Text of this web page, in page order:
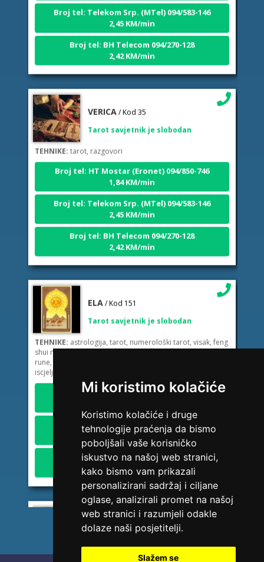
Mi koristimo kolačiće
Koristimo kolačiće i druge
tehnologije praćenja da bismo
poboljšali vaše korisničko
iskustvo na našoj web stranici,
kako bismo vam prikazali
personalizirani sadržaj i ciljane
oglase, analizirali promet na našoj
web stranici i razumjeli odakle
dolaze naši posjetitelji.
Slažem se
2,45 KM/min
Broj tel: BH Telecom 094/270-128
2,42 KM/min
TEHNIKE:tarot, razgovori
Broj tel: HT Mostar (Eronet) 094/850-746
1,84 KM/min
Broj tel: Telekom Srp. (MTel) 094/583-146
2,45 KM/min
Broj tel: BH Telecom 094/270-128
2,42 KM/min
TEHNIKE:astrologija, tarot, numerološki tarot, visak, feng
shui numerologija, anđeoski brojevi, tumačenje snova,
rune, kristali, reiki, terapija bojama, anđeoske karte,
iscjeljivanje anđeoskim energijama
Broj tel: HT Mostar (Eronet) 094/850-746
1,84 KM/min
Broj tel: Telekom Srp. (MTel) 094/583-146
2,45 KM/min
Broj tel: BH Telecom 094/270-128
2,42 KM/min
VESNA BURCSA/ Kod 55
Tarot savjetnik je zauzet
TEHNIKE: tarot, psihološki razgovori